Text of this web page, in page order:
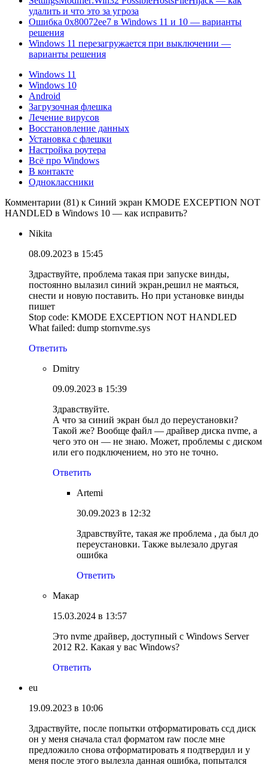
удалить и что это за угроза
Ошибка 0x80072ee7 в Windows 11 и 10 — варианты
решения
Windows 11 перезагружается при выключении —
варианты решения
Windows 11
Windows 10
Android
Загрузочная флешка
Лечение вирусов
Восстановление данных
Установка с флешки
Настройка роутера
Всё про Windows
В контакте
Одноклассники
Комментарии (81) к Синий экран KMODE EXCEPTION NOT
HANDLED в Windows 10 — как исправить?
Nikita
08.09.2023 в 15:45
Здраствуйте, проблема такая при запуске винды,
постоянно вылазил синий экран,решил не маяться,
снести и новую поставить. Но при установке винды
пишет
Stop code: KMODE EXCEPTION NOT HANDLED
What failed: dump stornvme.sys
Ответить
Dmitry
09.09.2023 в 15:39
Здравствуйте.
А что за синий экран был до переустановки?
Такой же? Вообще файл — драйвер диска nvme, а
чего это он — не знаю. Может, проблемы с диском
или его подключением, но это не точно.
Ответить
Artemi
30.09.2023 в 12:32
Здравствуйте, такая же проблема , да был до
переустановки. Также вылезало другая
ошибка
Ответить
Макар
15.03.2024 в 13:57
Это nvme драйвер, доступный с Windows Server
2012 R2. Какая у вас Windows?
Ответить
eu
19.09.2023 в 10:06
Здраствуйте, после попытки отформатировать ссд диск
он у меня сначала стал форматом raw после мне
предложило снова отформатировать я подтвердил и у
меня после этого вылезла данная ошибка, попытался